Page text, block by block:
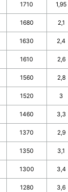
1710 1,95
1680 2,1
1630 2,4
1610 2,6
1560 2,8
1520 3
1460 3,3
1370 2,9
1350 3,1
1300 3,4
1280 3,6